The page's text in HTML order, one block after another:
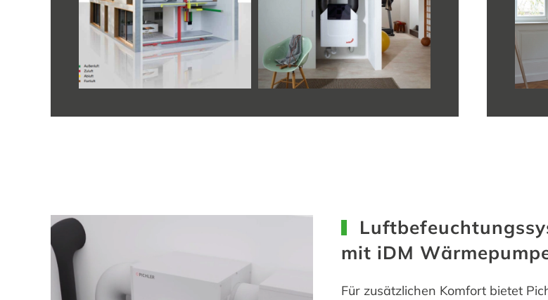
mit iDM
Für zusätzlichen Komfort bietet